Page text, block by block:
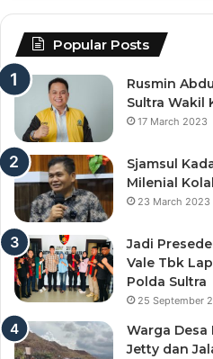
Popular Posts
Rusmin
Sultra Wakil
17 March 2023
Sjamsul
Milenial
23 March 2023
Jadi
Vale Tbk
Polda Sultra
25 September
Warga Desa
Jetty dan